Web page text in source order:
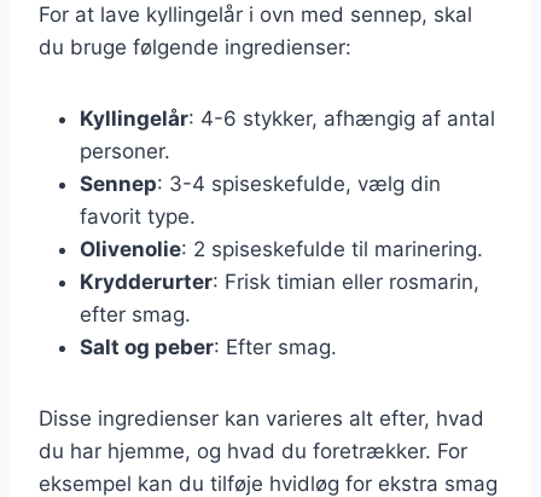
For at lave kyllingelår i ovn med sennep, skal
du bruge følgende ingredienser:
Kyllingelår: 4-6 stykker, afhængig af antal
personer.
Sennep: 3-4 spiseskefulde, vælg din
favorit type.
Olivenolie: 2 spiseskefulde til marinering.
Krydderurter: Frisk timian eller rosmarin,
efter smag.
Salt og peber: Efter smag.
Disse ingredienser kan varieres alt efter, hvad
du har hjemme, og hvad du foretrækker. For
eksempel kan du tilføje hvidløg for ekstra smag